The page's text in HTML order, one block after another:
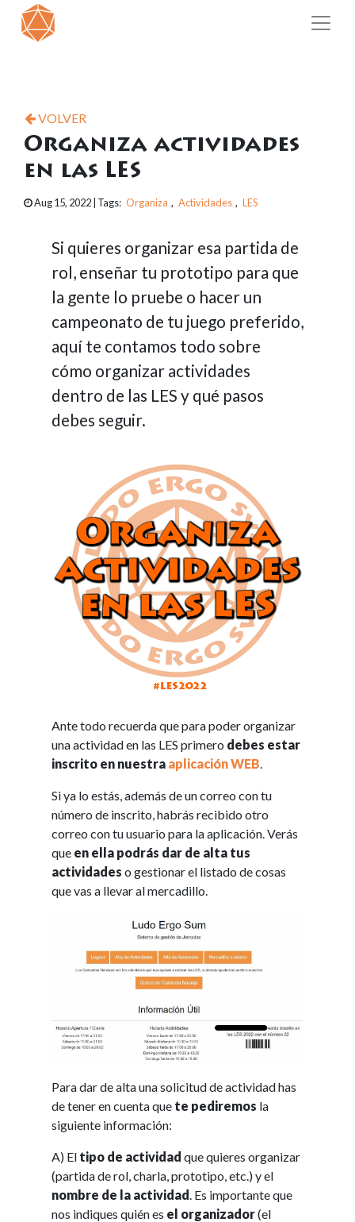
VOLVER
Organiza actividades
en las LES
Aug 15, 2022 | Tags: Organiza , Actividades , LES
Si quieres organizar esa partida de
rol, enseñar tu prototipo para que
la gente lo pruebe o hacer un
campeonato de tu juego preferido,
aquí te contamos todo sobre
cómo organizar actividades
dentro de las LES y qué pasos
debes seguir.
Ante todo recuerda que para poder organizar
una actividad en las LES primero debes estar
inscrito en nuestra aplicación WEB.
Si ya lo estás, además de un correo con tu
número de inscrito, habrás recibido otro
correo con tu usuario para la aplicación. Verás
que en ella podrás dar de alta tus
actividades o gestionar el listado de cosas
que vas a llevar al mercadillo.
Para dar de alta una solicitud de actividad has
de tener en cuenta que te pediremos la
siguiente información:
A) El tipo de actividad que quieres organizar
(partida de rol, charla, prototipo, etc.) y el
nombre de la actividad. Es importante que
nos indiques quién es el organizador(el